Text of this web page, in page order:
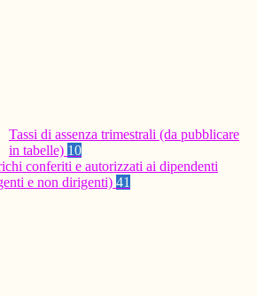
Tassi di assenza trimestrali (da pubblicare
in tabelle) 10
conferiti e autorizzati ai dipendenti
e non dirigenti) 41